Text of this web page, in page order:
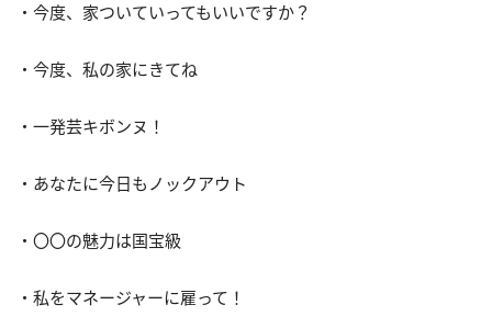
・今度、家ついていってもいいですか？
・今度、私の家にきてね
・一発芸キボンヌ！
・あなたに今日もノックアウト
・〇〇の魅力は国宝級
・私をマネージャーに雇って！